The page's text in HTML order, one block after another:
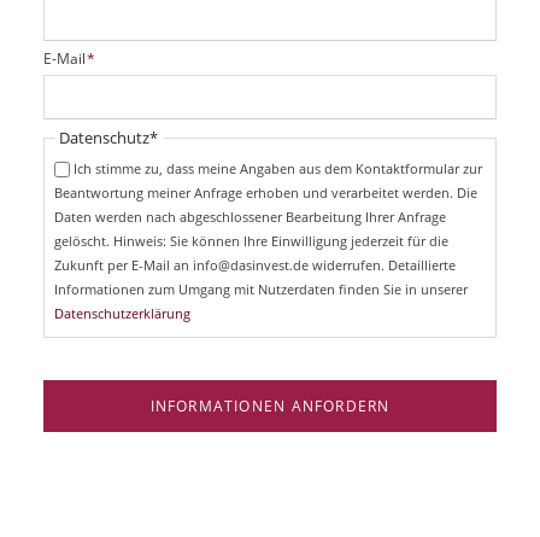
i
c
t
f
P
f
i
E-Mail*
Pflichtfeld
Datenschutz*
Ich stimme zu, dass meine Angaben aus dem Kontaktformular zur
Beantwortung meiner Anfrage erhoben und verarbeitet werden. Die
Daten werden nach abgeschlossener Bearbeitung Ihrer Anfrage
gelöscht. Hinweis: Sie können Ihre Einwilligung jederzeit für die
Zukunft per E-Mail an info@dasinvest.de widerrufen. Detaillierte
Informationen zum Umgang mit Nutzerdaten finden Sie in unserer
Datenschutzerklärung
INFORMATIONEN ANFORDERN